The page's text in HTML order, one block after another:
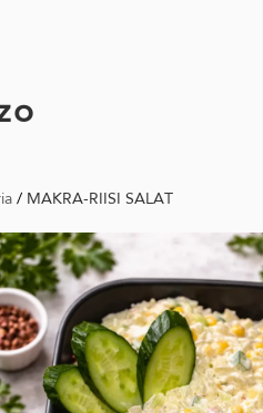
/ MAKRA-RIISI SALAT